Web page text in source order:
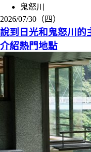
鬼怒川
2026/07/30（四）
說到日光和鬼怒川的
介紹熱門地點